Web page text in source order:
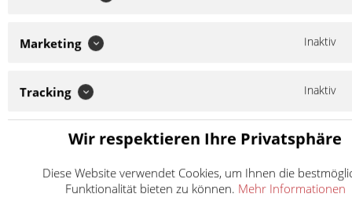
Yamaha WR 450 F vorne
Yamaha WR 450 F vorne
WR 450 F
450
2015
2015
2011
Marketing Inaktiv
Tracking Inaktiv
Wir respektieren Ihre Privatsphäre
Diese Website verwendet Cookies, um Ihnen die
Funktionalität bieten zu können. Mehr Informationen